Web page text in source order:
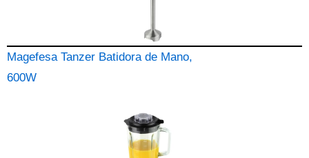
Magefesa Tanzer Batidora de Mano,
600W